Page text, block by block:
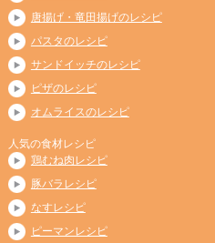
唐揚げ・竜田揚げのレシピ
パスタのレシピ
サンドイッチのレシピ
ピザのレシピ
オムライスのレシピ
人気の食材レシピ
鶏むね肉レシピ
豚バラレシピ
なすレシピ
ピーマンレシピ